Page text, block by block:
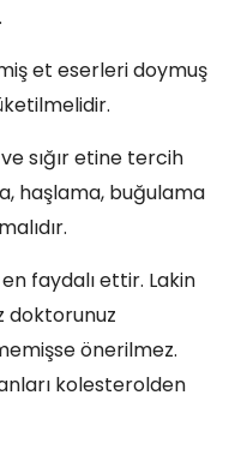
et eserleri doymuş
sığır etine tercih
haşlama, buğulama
en faydalı ettir. Lakin
doktorunuz
önerilmez.
kolesterolden